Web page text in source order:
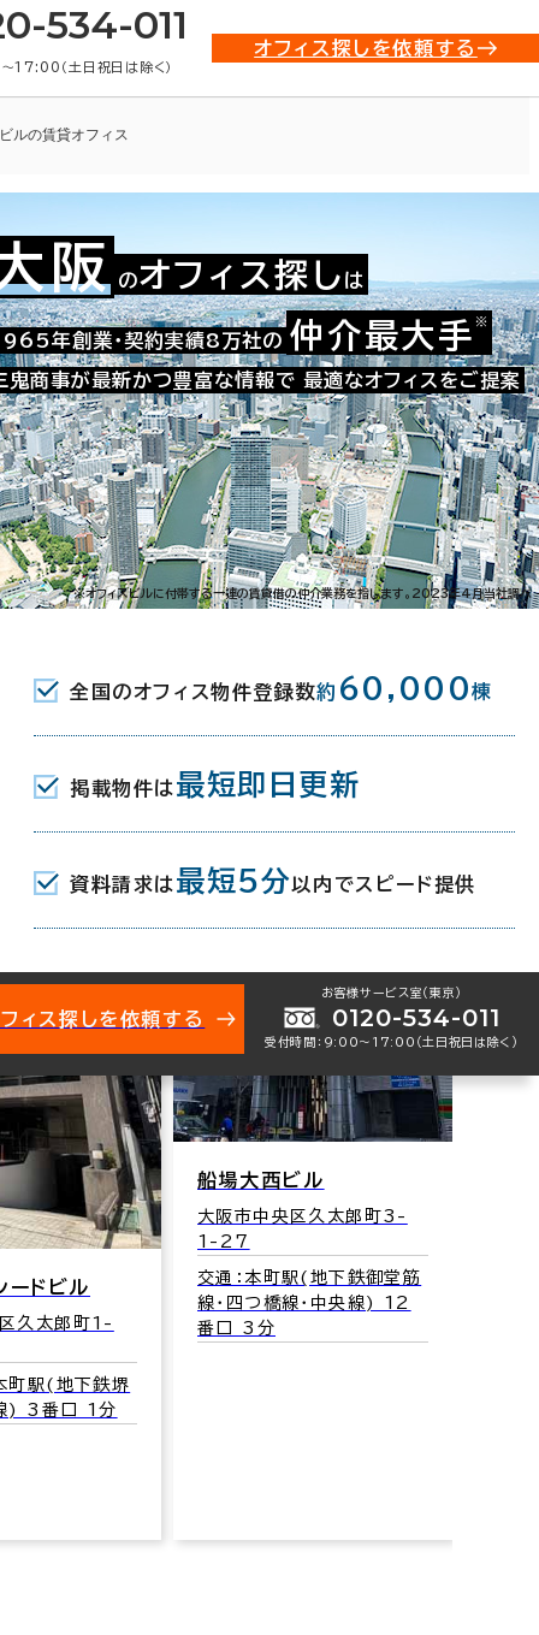
534-011
17:00（土日祝日は除く）
オフィス探しを依頼する
ルの賃貸オフィス
お問い合わせ番号： 009-10629
。
船場大西ビル
大阪市中央区久太郎町3-
1-27
交通：本町駅(地下鉄御堂筋
線･四つ橋線･中央線) 12
番口 3分
ＢＥＡＲＥ 本町 ＢＬＤＧ.
大阪市中央区本町2-6-5
交通：堺筋本町駅(地下鉄堺
阪 のオフィス探し は
年創業・契約実績8万社の 仲介最大手 ※
鬼商事が最新かつ豊富な情報で 最適なオフィスをご提案
※オフィスビルに付帯する一連の賃貸借の仲介業務を指します。2023年4月当社調べ
全国のオフィス物件登録数約 60,000棟
掲載物件は 最短即日更新
資料請求は 最短5分 以内でスピード提供
ィス探しを依頼する
お客様サービス室（東京）
0120-534-011
受付時間：9:00〜17:00（土日祝日は除く）